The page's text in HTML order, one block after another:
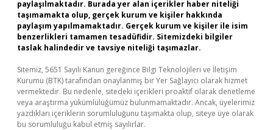
paylaşılmaktadır. Burada yer alan içerikler haber niteliği
taşımamakta olup, gerçek kurum ve kişiler hakkında
paylaşım yapılmamaktadır. Gerçek kurum ve kişiler ile isim
benzerlikleri tamamen tesadüfidir. Sitemizdeki bilgiler
taslak halindedir ve tavsiye niteliği taşımazlar.
Sitemiz, 5651 Sayılı Kanun gereğince Bilgi Teknolojileri ve İletişim
Kurumu (BTK) tarafından onaylanmış bir Yer Sağlayıcı olarak hizmet
vermektedir. Bu nedenle, sitedeki içerikleri proaktif olarak denetleme
veya araştırma yükümlülüğümüz bulunmamaktadır. Ancak, üyelerimiz
yazdıkları içeriklerin sorumluluğunu taşımakta olup, siteye üye olarak
bu sorumluluğu kabul etmiş sayılırlar.